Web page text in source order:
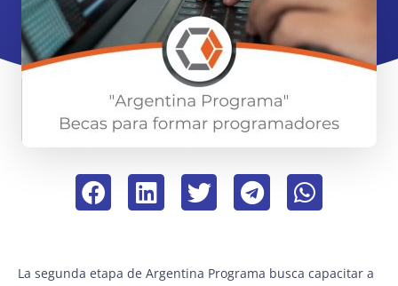
La segunda etapa de Argentina Programa busca capacitar a